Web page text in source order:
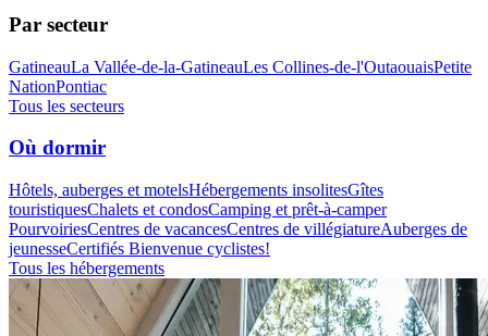
Par secteur
GatineauLa Vallée-de-la-GatineauLes Collines-de-l'OutaouaisPetite
NationPontiac
Tous les secteurs
Où dormir
Hôtels, auberges et motelsHébergements insolitesGîtes
touristiquesChalets et condosCamping et prêt-à-camper
PourvoiriesCentres de vacancesCentres de villégiatureAuberges de
jeunesseCertifiés Bienvenue cyclistes!
Tous les hébergements